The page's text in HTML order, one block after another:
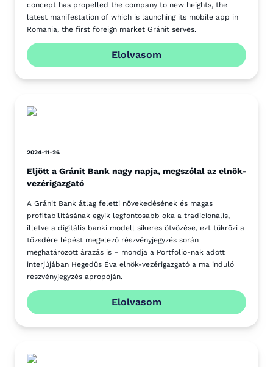
concept has propelled the company to new heights, the
latest manifestation of which is launching its mobile app in
Romania, the first foreign market Gránit serves.
Elolvasom
2024-11-26
Eljött a Gránit Bank nagy napja, megszólal az elnök-
vezérigazgató
A Gránit Bank átlag feletti növekedésének és magas
profitabilitásának egyik legfontosabb oka a tradicionális,
illetve a digitális banki modell sikeres ötvözése, ezt tükrözi a
tőzsdére lépést megelező részvényjegyzés során
meghatározott árazás is – mondja a Portfolio-nak adott
interjújában Hegedüs Éva elnök-vezérigazgató a ma induló
részvényjegyzés apropóján.
Elolvasom